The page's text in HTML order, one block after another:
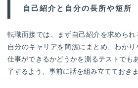
自己紹介と自分の長所や短所
転職面接では、まず自己紹介を求められ
自分のキャリアを簡潔にまとめ、わかり
仕事ができるかどうかを測るテストでも
了するよう、事前に話を組み立てておきま